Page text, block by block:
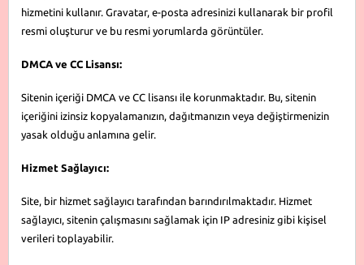
hizmetini kullanır. Gravatar, e-posta adresinizi kullanarak bir profil
resmi oluşturur ve bu resmi yorumlarda görüntüler.
DMCA ve CC Lisansı:
Sitenin içeriği DMCA ve CC lisansı ile korunmaktadır. Bu, sitenin
içeriğini izinsiz kopyalamanızın, dağıtmanızın veya değiştirmenizin
yasak olduğu anlamına gelir.
Hizmet Sağlayıcı:
Site, bir hizmet sağlayıcı tarafından barındırılmaktadır. Hizmet
sağlayıcı, sitenin çalışmasını sağlamak için IP adresiniz gibi kişisel
verileri toplayabilir.